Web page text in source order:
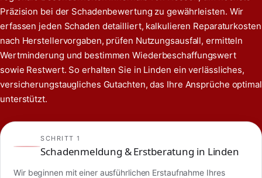
Präzision bei der Schadenbewertung zu gewährleisten. Wir
erfassen jeden Schaden detailliert, kalkulieren Reparaturkosten
nach Herstellervorgaben, prüfen Nutzungsausfall, ermitteln
Wertminderung und bestimmen Wiederbeschaffungswert
sowie Restwert. So erhalten Sie in Linden ein verlässliches,
versicherungstaugliches Gutachten, das Ihre Ansprüche optimal
unterstützt.
SCHRITT 1
Schadenmeldung & Erstberatung in Linden
Wir beginnen mit einer ausführlichen Erstaufnahme Ihres